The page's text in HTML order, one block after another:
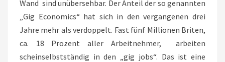
Wand sind unübersehbar. Der Anteil der so genannten
„Gig Economics“ hat sich in den vergangenen drei
Jahre mehr als verdoppelt. Fast fünf Millionen Briten,
ca. 18 Prozent aller Arbeitnehmer, arbeiten
scheinselbstständig in den „gig jobs“. Das ist eine